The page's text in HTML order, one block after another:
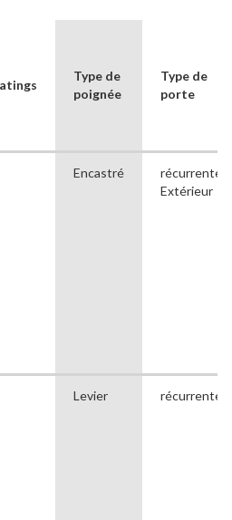
Type de
poignée
Type de
porte
Encastré
récurrente,
Extérieur
Levier récurrente